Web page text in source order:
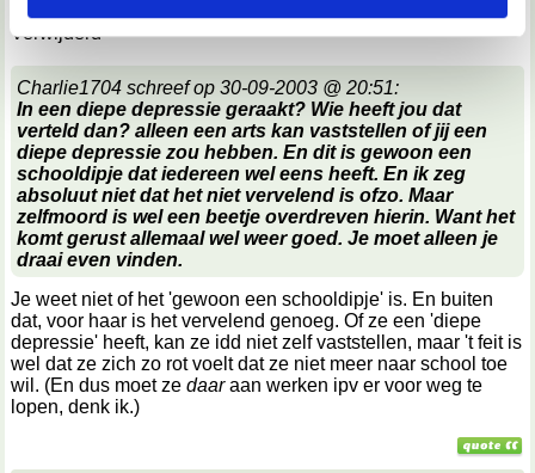
We werken samen met
Verwijderd
Charlie1704 schreef op 30-09-2003 @ 20:51:
In een diepe depressie geraakt? Wie heeft jou dat
verteld dan? alleen een arts kan vaststellen of jij een
diepe depressie zou hebben. En dit is gewoon een
schooldipje dat iedereen wel eens heeft. En ik zeg
absoluut niet dat het niet vervelend is ofzo. Maar
zelfmoord is wel een beetje overdreven hierin. Want het
komt gerust allemaal wel weer goed. Je moet alleen je
draai even vinden.
Je weet niet of het 'gewoon een schooldipje' is. En buiten
dat, voor haar is het vervelend genoeg. Of ze een 'diepe
depressie' heeft, kan ze idd niet zelf vaststellen, maar 't feit is
wel dat ze zich zo rot voelt dat ze niet meer naar school toe
wil. (En dus moet ze daaraan werken ipv er voor weg te
lopen, denk ik.)